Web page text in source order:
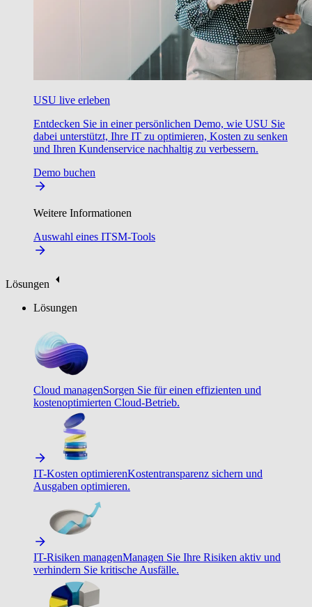
USU live erleben
Entdecken Sie in einer persönlichen Demo, wie USU Sie
dabei unterstützt, Ihre IT zu optimieren, Kosten zu senken
und Ihren Kundenservice nachhaltig zu verbessern.
Demo buchen
Weitere Informationen
Auswahl eines ITSM-Tools
Lösungen
Lösungen
Cloud managenSorgen Sie für einen effizienten und
kostenoptimierten Cloud-Betrieb.
IT-Kosten optimierenKostentransparenz sichern und
Ausgaben optimieren.
IT-Risiken managenManagen Sie Ihre Risiken aktiv und
verhindern Sie kritische Ausfälle.